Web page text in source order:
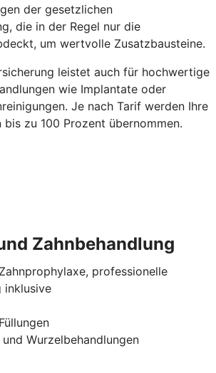
der gesetzlichen
die in der Regel nur die
um wertvolle Zusatzbausteine.
leistet auch für hochwertige
wie Implantate oder
Je nach Tarif werden Ihre
bis zu 100 Prozent übernommen.
Zahnbehandlung
professionelle
inklusive
Wurzelbehandlungen